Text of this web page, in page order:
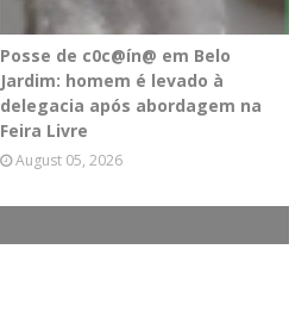
Posse de c0c@ín@ em Belo
Jardim: homem é levado à
delegacia após abordagem na
Feira Livre
August 05, 2026